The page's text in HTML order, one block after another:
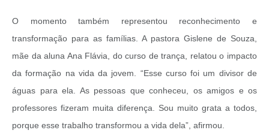
O momento também representou reconhecimento e
transformação para as famílias. A pastora Gislene de Souza,
mãe da aluna Ana Flávia, do curso de trança, relatou o impacto
da formação na vida da jovem. “Esse curso foi um divisor de
águas para ela. As pessoas que conheceu, os amigos e os
professores fizeram muita diferença. Sou muito grata a todos,
porque esse trabalho transformou a vida dela”, afirmou.